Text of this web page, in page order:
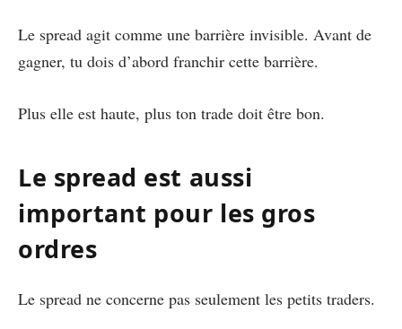
Le spread agit comme une barrière invisible. Avant de
gagner, tu dois d’abord franchir cette barrière.
Plus elle est haute, plus ton trade doit être bon.
Le spread est aussi
important pour les gros
ordres
Le spread ne concerne pas seulement les petits traders.